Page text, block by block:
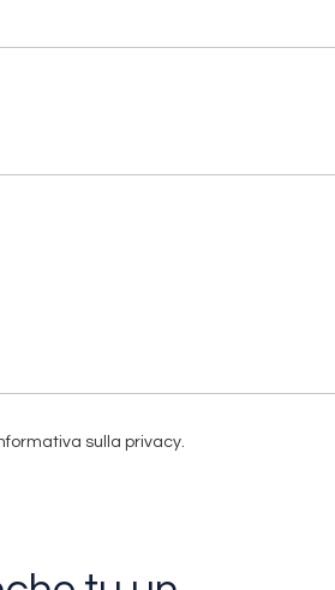
sulla privacy.